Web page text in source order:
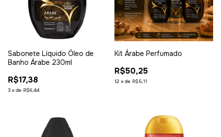
Sabonete Líquido Óleo de
Banho Árabe 230ml
R$17,38
3 x de R$6,44
Kit Árabe Perfumado
R$50,25
12 x de R$5,11